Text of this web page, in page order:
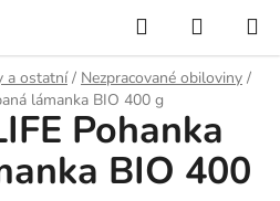
Hledat
KOŠÍK
a ostatní / Nezpracované obiloviny /
lámanka BIO 400 g
Pohanka
BIO 400